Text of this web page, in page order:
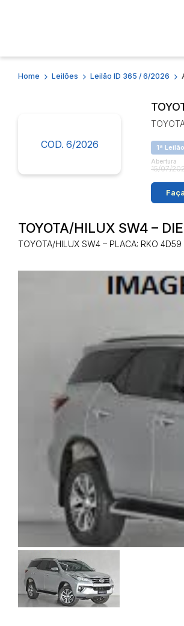
Busca por palavra-chave
Home Leilões Leilão ID 365 / 6/2026
COD. 6/2026 1ª Leilão
Abertura
15/07/
TOYOTA/HILUX SW4 –
TOYOTA/HILUX SW4 – PLACA: RKO